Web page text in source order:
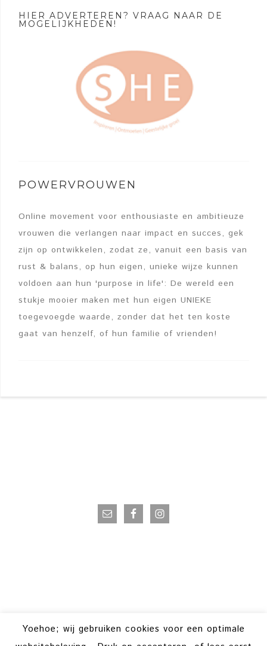
HIER ADVERTEREN? VRAAG NAAR DE
MOGELIJKHEDEN!
POWERVROUWEN
Online movement voor enthousiaste en ambitieuze
vrouwen die verlangen naar impact en succes, gek
zijn op ontwikkelen, zodat ze, vanuit een basis van
rust & balans, op hun eigen, unieke wijze kunnen
voldoen aan hun 'purpose in life': De wereld een
stukje mooier maken met hun eigen UNIEKE
toegevoegde waarde, zonder dat het ten koste
gaat van henzelf, of hun familie of vrienden!
VOLG OP INSTAGRAM
Yoehoe; wij gebruiken cookies voor een optimale